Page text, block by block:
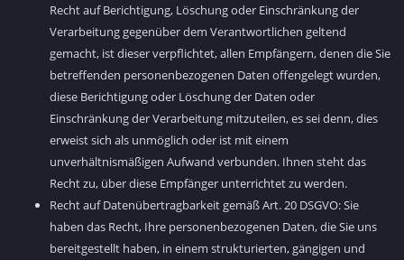
Recht auf Berichtigung, Löschung oder Einschränkung der
Verarbeitung gegenüber dem Verantwortlichen geltend
gemacht, ist dieser verpflichtet, allen Empfängern, denen die Sie
betreffenden personenbezogenen Daten offengelegt wurden,
diese Berichtigung oder Löschung der Daten oder
Einschränkung der Verarbeitung mitzuteilen, es sei denn, dies
erweist sich als unmöglich oder ist mit einem
unverhältnismäßigen Aufwand verbunden. Ihnen steht das
Recht zu, über diese Empfänger unterrichtet zu werden.
Recht auf Datenübertragbarkeit gemäß Art. 20 DSGVO: Sie
haben das Recht, Ihre personenbezogenen Daten, die Sie uns
bereitgestellt haben, in einem strukturierten, gängigen und